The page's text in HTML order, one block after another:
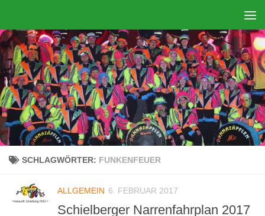
SCHLAGWÖRTER: FUNKENFEUER
ALLGEMEIN 6. FEBRUAR 2017
Schielberger Narrenfahrplan 2017